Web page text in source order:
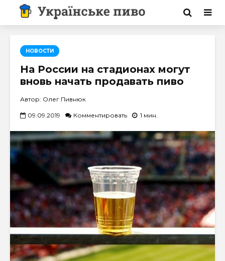
НОВОСТИ
На России на стадионах могут
вновь начать продавать пиво
Автор: Олег Пивнюк
09.09.2019 Комментировать 1 мин.